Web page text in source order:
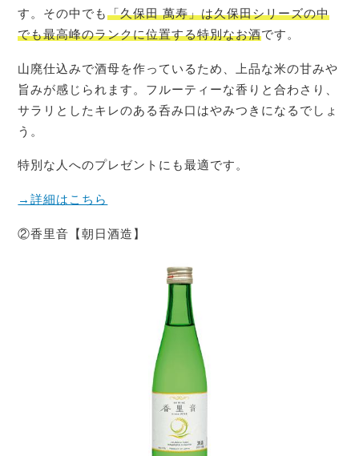
す。その中でも「久保田 萬寿」は久保田シリーズの中
でも最高峰のランクに位置する特別なお酒です。
山廃仕込みで酒母を作っているため、上品な米の甘みや
旨みが感じられます。フルーティーな香りと合わさり、
サラリとしたキレのある呑み口はやみつきになるでしょ
う。
特別な人へのプレゼントにも最適です。
→詳細はこちら
②香里音【朝日酒造】